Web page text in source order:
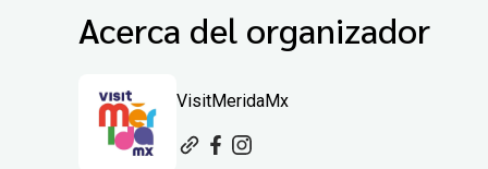
Acerca del organizador
VisitMeridaMx